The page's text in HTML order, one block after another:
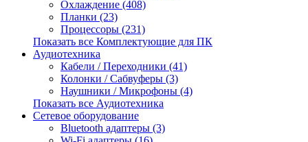
Охлаждение (408)
Планки (23)
Процессоры (231)
Показать все Комплектующие для ПК
Аудиотехника
Кабели / Переходники (41)
Колонки / Сабвуферы (3)
Наушники / Микрофоны (4)
Показать все Аудиотехника
Сетевое оборудование
Bluetooth адаптеры (3)